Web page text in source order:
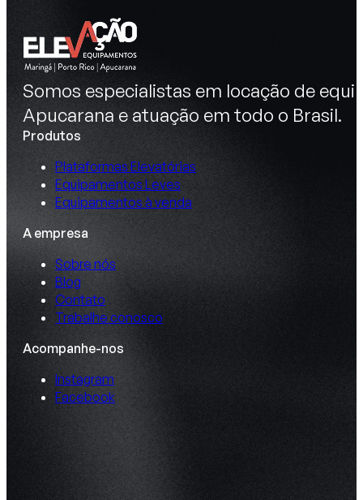
Somos especialistas em locação de
Apucarana e atuação em todo o Brasil.
Produtos
Plataformas Elevatórias
Equipamentos Leves
Equipamentos à venda
A empresa
Sobre nós
Blog
Contato
Trabalhe conosco
Acompanhe-nos
Instagram
Facebook